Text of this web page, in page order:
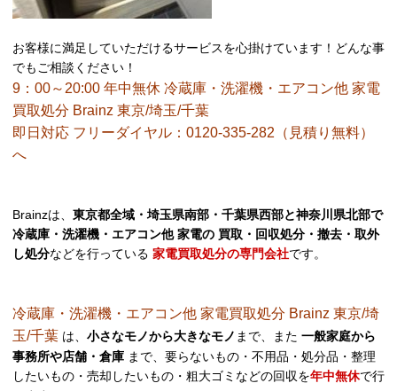
お客様に満足していただけるサービスを心掛けています！どんな事
でもご相談ください！
9：00～20:00 年中無休 冷蔵庫・洗濯機・エアコン他 家電
買取処分 Brainz 東京/埼玉/千葉
即日対応 フリーダイヤル：0120-335-282（見積り無料）
へ
Brainzは、 東京都全域・埼玉県南部・千葉県西部と神奈川県北部で
冷蔵庫・洗濯機・エアコン他 家電の 買取・回収処分・撤去・取外
し処分などを行っている 家電買取処分の専門会社です。
冷蔵庫・洗濯機・エアコン他 家電買取処分 Brainz 東京/埼
玉/千葉 は、 小さなモノから大きなモノ まで、また 一般家庭から
事務所や店舗・倉庫 まで、要らないもの・不用品・処分品・整理
したいもの・売却したいもの・粗大ゴミなどの回収を年中無休で行